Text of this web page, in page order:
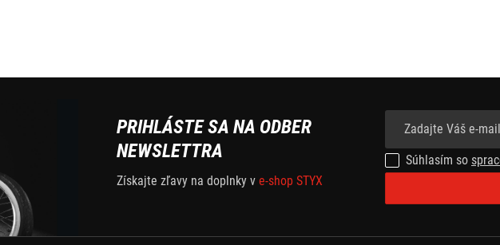
PRIHLÁSTE SA NA ODBER
NEWSLETTRA
Získajte zľavy na doplnky v e-shop STYX
Súhlasím so